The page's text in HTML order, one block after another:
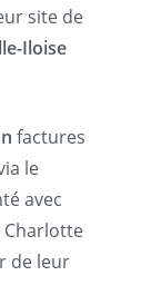
site de
Iloise
factures
le
avec
Charlotte
de leur